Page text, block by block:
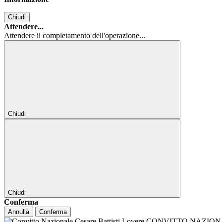
Chiudi
Attendere...
Attendere il completamento dell'operazione...
Chiudi
Chiudi
Conferma
Annulla Conferma